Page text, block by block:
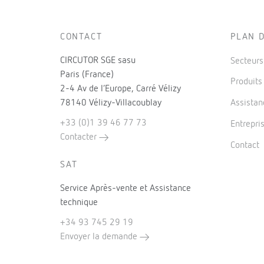
CONTACT
CIRCUTOR SGE sasu
Paris (France)
2-4 Av de l’Europe, Carré Vélizy
78140 Vélizy-Villacoublay
+33 (0)1 39 46 77 73
Contacter
SAT
Service Après-vente et Assistance
technique
+34 93 745 29 19
Envoyer la demande
PLAN
Produits
Contact